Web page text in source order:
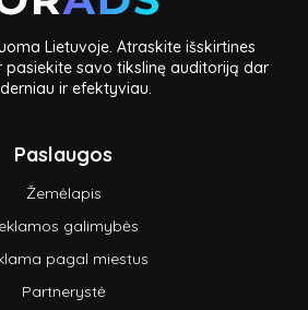
Lietuvoje. Atraskite išskirtines
pasiekite savo tikslinę auditoriją dar
ir efektyviau.
Paslaugos
Žemėlapis
galimybės
pagal miestus
Partnerystė